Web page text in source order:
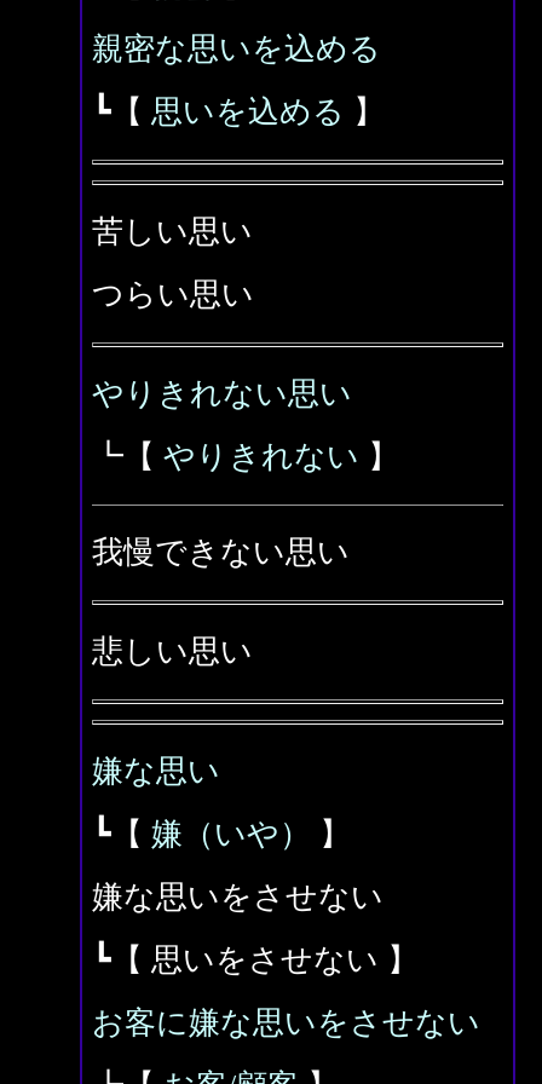
親密な思いを込める
┗【 思いを込める 】
苦しい思い
つらい思い
やりきれない思い
┗【 やりきれない 】
我慢できない思い
悲しい思い
嫌な思い
┗【 嫌（いや）
】
嫌な思いをさせない
┗【 思いをさせない 】
お客に嫌な思いをさせない